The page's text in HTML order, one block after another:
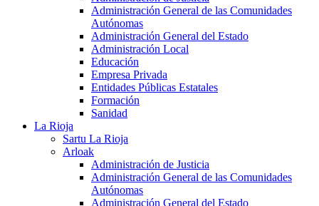
Administración General de las Comunidades
Autónomas
Administración General del Estado
Administración Local
Educación
Empresa Privada
Entidades Públicas Estatales
Formación
Sanidad
La Rioja
Sartu La Rioja
Arloak
Administración de Justicia
Administración General de las Comunidades
Autónomas
Administración General del Estado